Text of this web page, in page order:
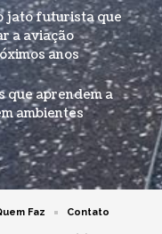
jato futurista que
a aviação
anos
que aprendem a
ambientes
Faz Contato